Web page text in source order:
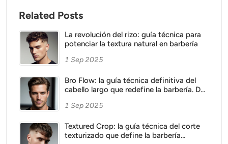
Related Posts
La revolución del rizo: guía técnica para
potenciar la textura natural en barbería
1 Sep 2025
Bro Flow: la guía técnica definitiva del
cabello largo que redefine la barbería. De
un look natural y sofisticado.
1 Sep 2025
Textured Crop: la guía técnica del corte
texturizado que define la barbería